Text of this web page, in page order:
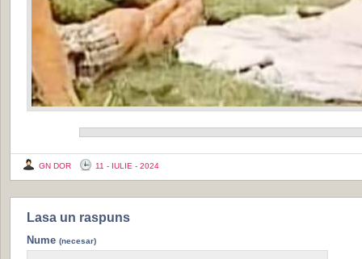
GN DOR 11 - IULIE - 2024
Lasa un raspuns
Nume (necesar)